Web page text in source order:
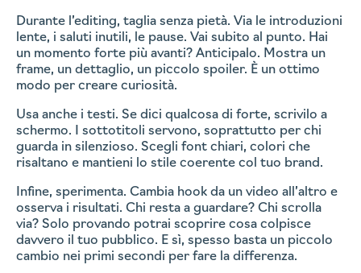
Durante l’editing, taglia senza pietà. Via le introduzioni
lente, i saluti inutili, le pause. Vai subito al punto. Hai
un momento forte più avanti? Anticipalo. Mostra un
frame, un dettaglio, un piccolo spoiler. È un ottimo
modo per creare curiosità.
Usa anche i testi. Se dici qualcosa di forte, scrivilo a
schermo. I sottotitoli servono, soprattutto per chi
guarda in silenzioso. Scegli font chiari, colori che
risaltano e mantieni lo stile coerente col tuo brand.
Infine, sperimenta. Cambia hook da un video all’altro e
osserva i risultati. Chi resta a guardare? Chi scrolla
via? Solo provando potrai scoprire cosa colpisce
davvero il tuo pubblico. E sì, spesso basta un piccolo
cambio nei primi secondi per fare la differenza.